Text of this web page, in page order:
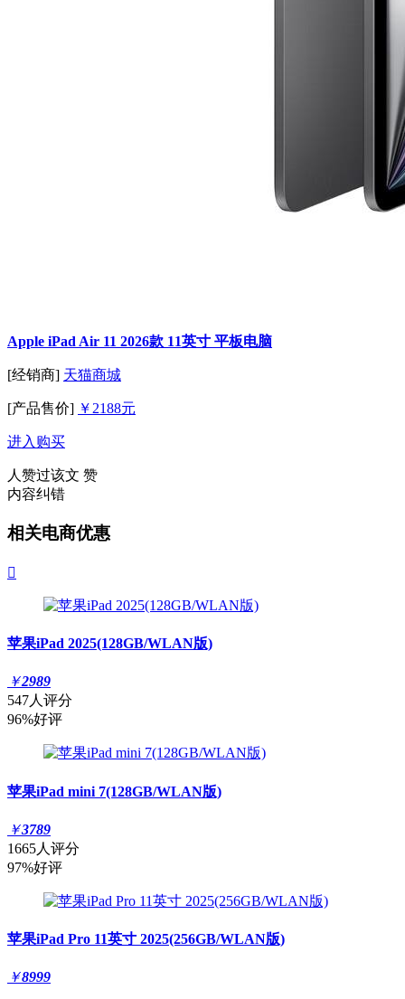
Apple iPad Air 11 2026款 11英寸 平板电脑
[经销商] 天猫商城
[产品售价] ￥2188元
进入购买
人赞过该文 赞
内容纠错
相关电商优惠

苹果iPad 2025(128GB/WLAN版)
￥2989
547人评分
96%好评
苹果iPad mini 7(128GB/WLAN版)
￥3789
1665人评分
97%好评
苹果iPad Pro 11英寸 2025(256GB/WLAN版)
￥8999